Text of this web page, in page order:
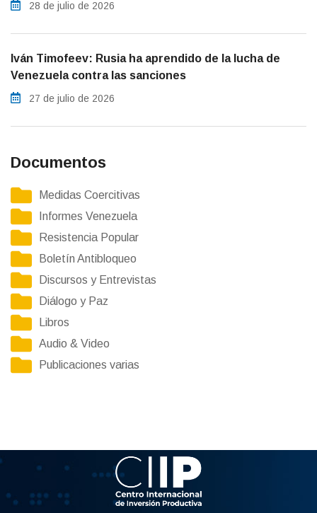
28 de julio de 2026
Iván Timofeev: Rusia ha aprendido de la lucha de
Venezuela contra las sanciones
27 de julio de 2026
Documentos
Medidas Coercitivas
Informes Venezuela
Resistencia Popular
Boletín Antibloqueo
Discursos y Entrevistas
Diálogo y Paz
Libros
Audio & Video
Publicaciones varias